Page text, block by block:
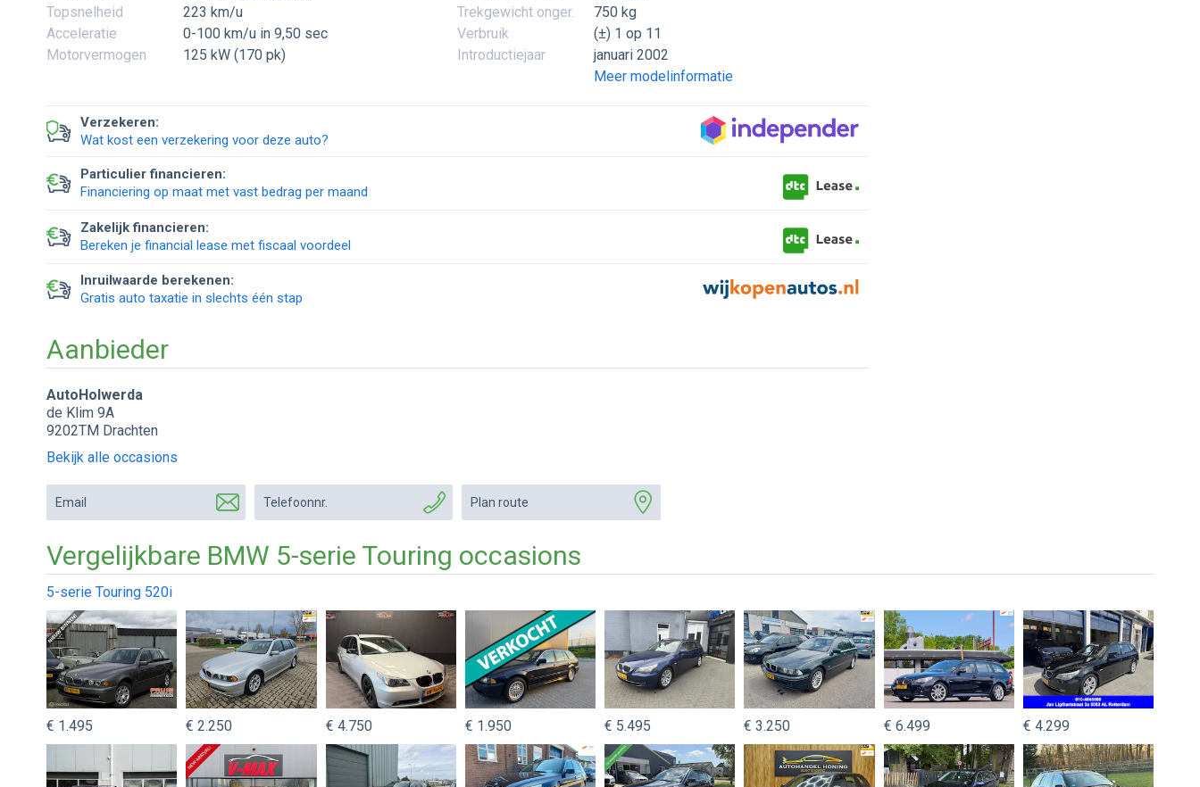
Topsnelheid
223 km/u
Acceleratie
0-100 km/u in 9,50 sec
Motorvermogen
125 kW (170 pk)
Trekgewicht onger.
750 kg
Verbruik
(±) 1 op 11
Introductiejaar
januari 2002
Meer modelinformatie
Verzekeren:
Wat kost een verzekering voor deze auto?
Particulier financieren:
Financiering op maat met vast bedrag per maand
Zakelijk financieren:
Bereken je financial lease met fiscaal voordeel
Inruilwaarde berekenen:
Gratis auto taxatie in slechts één stap
Aanbieder
AutoHolwerda
de Klim 9A
9202TM Drachten
Bekijk alle occasions
Email Telefoonnr. Plan route
Vergelijkbare BMW 5-serie Touring occasions
5-serie Touring 520i
€ 1.495 € 2.250 € 4.750 € 1.950 € 5.495 € 3.250 € 6.499 € 4.299